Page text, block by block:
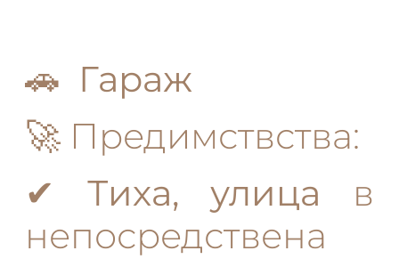
🚗 Гараж
🚀 Предимствства:
✔ Тиха, улица в
непосредствена